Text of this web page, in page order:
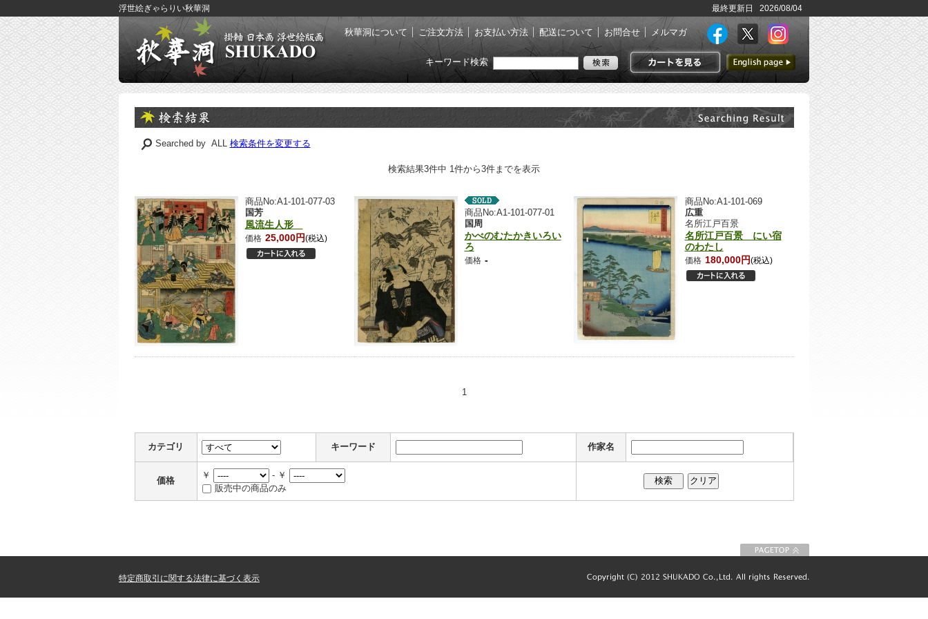
浮世絵ぎゃらりい秋華洞 最終更新日 2026/08/04
秋華洞について ご注文方法 お支払い方法 配送について お問合せ メルマガ
カートを見る
英語ページへ
キーワード検索
Searched by ALL 検索条件を変更する
検索結果3件中 1件から3件までを表示
商品No:A1-101-077-03
国芳
風流生人形
価格 25,000円(税込)
商品No:A1-101-077-01
国周
かべのむたかきいろい
ろ
価格 -
商品No:A1-101-069
広重
名所江戸百景
名所江戸百景 にい宿
のわたし
価格 180,000円(税込)
1
カテゴリ キーワード 作家名
価格
￥
- ￥
販売中の商品のみ
頭に戻る
特定商取引に関する法律に基づく表示